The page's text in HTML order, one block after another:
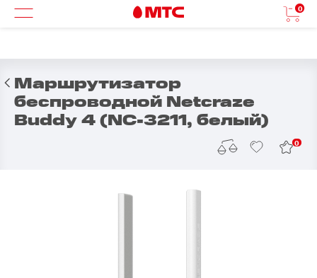
0
Маршрутизатор
беспроводной Netcraze
Buddy 4 (NC-3211, белый)
0